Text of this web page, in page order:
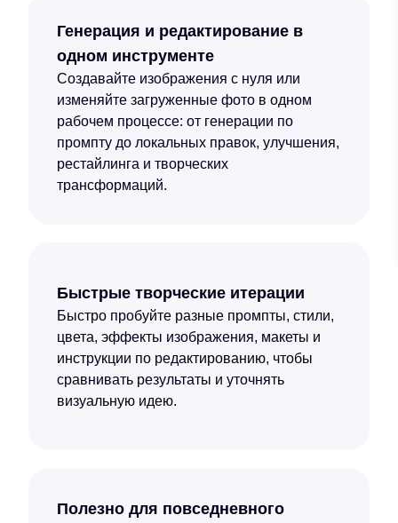
Генерация и редактирование в
одном инструменте
Создавайте изображения с нуля или
изменяйте загруженные фото в одном
рабочем процессе: от генерации по
промпту до локальных правок, улучшения,
рестайлинга и творческих
трансформаций.
Быстрые творческие итерации
Быстро пробуйте разные промпты, стили,
цвета, эффекты изображения, макеты и
инструкции по редактированию, чтобы
сравнивать результаты и уточнять
визуальную идею.
Полезно для повседневного